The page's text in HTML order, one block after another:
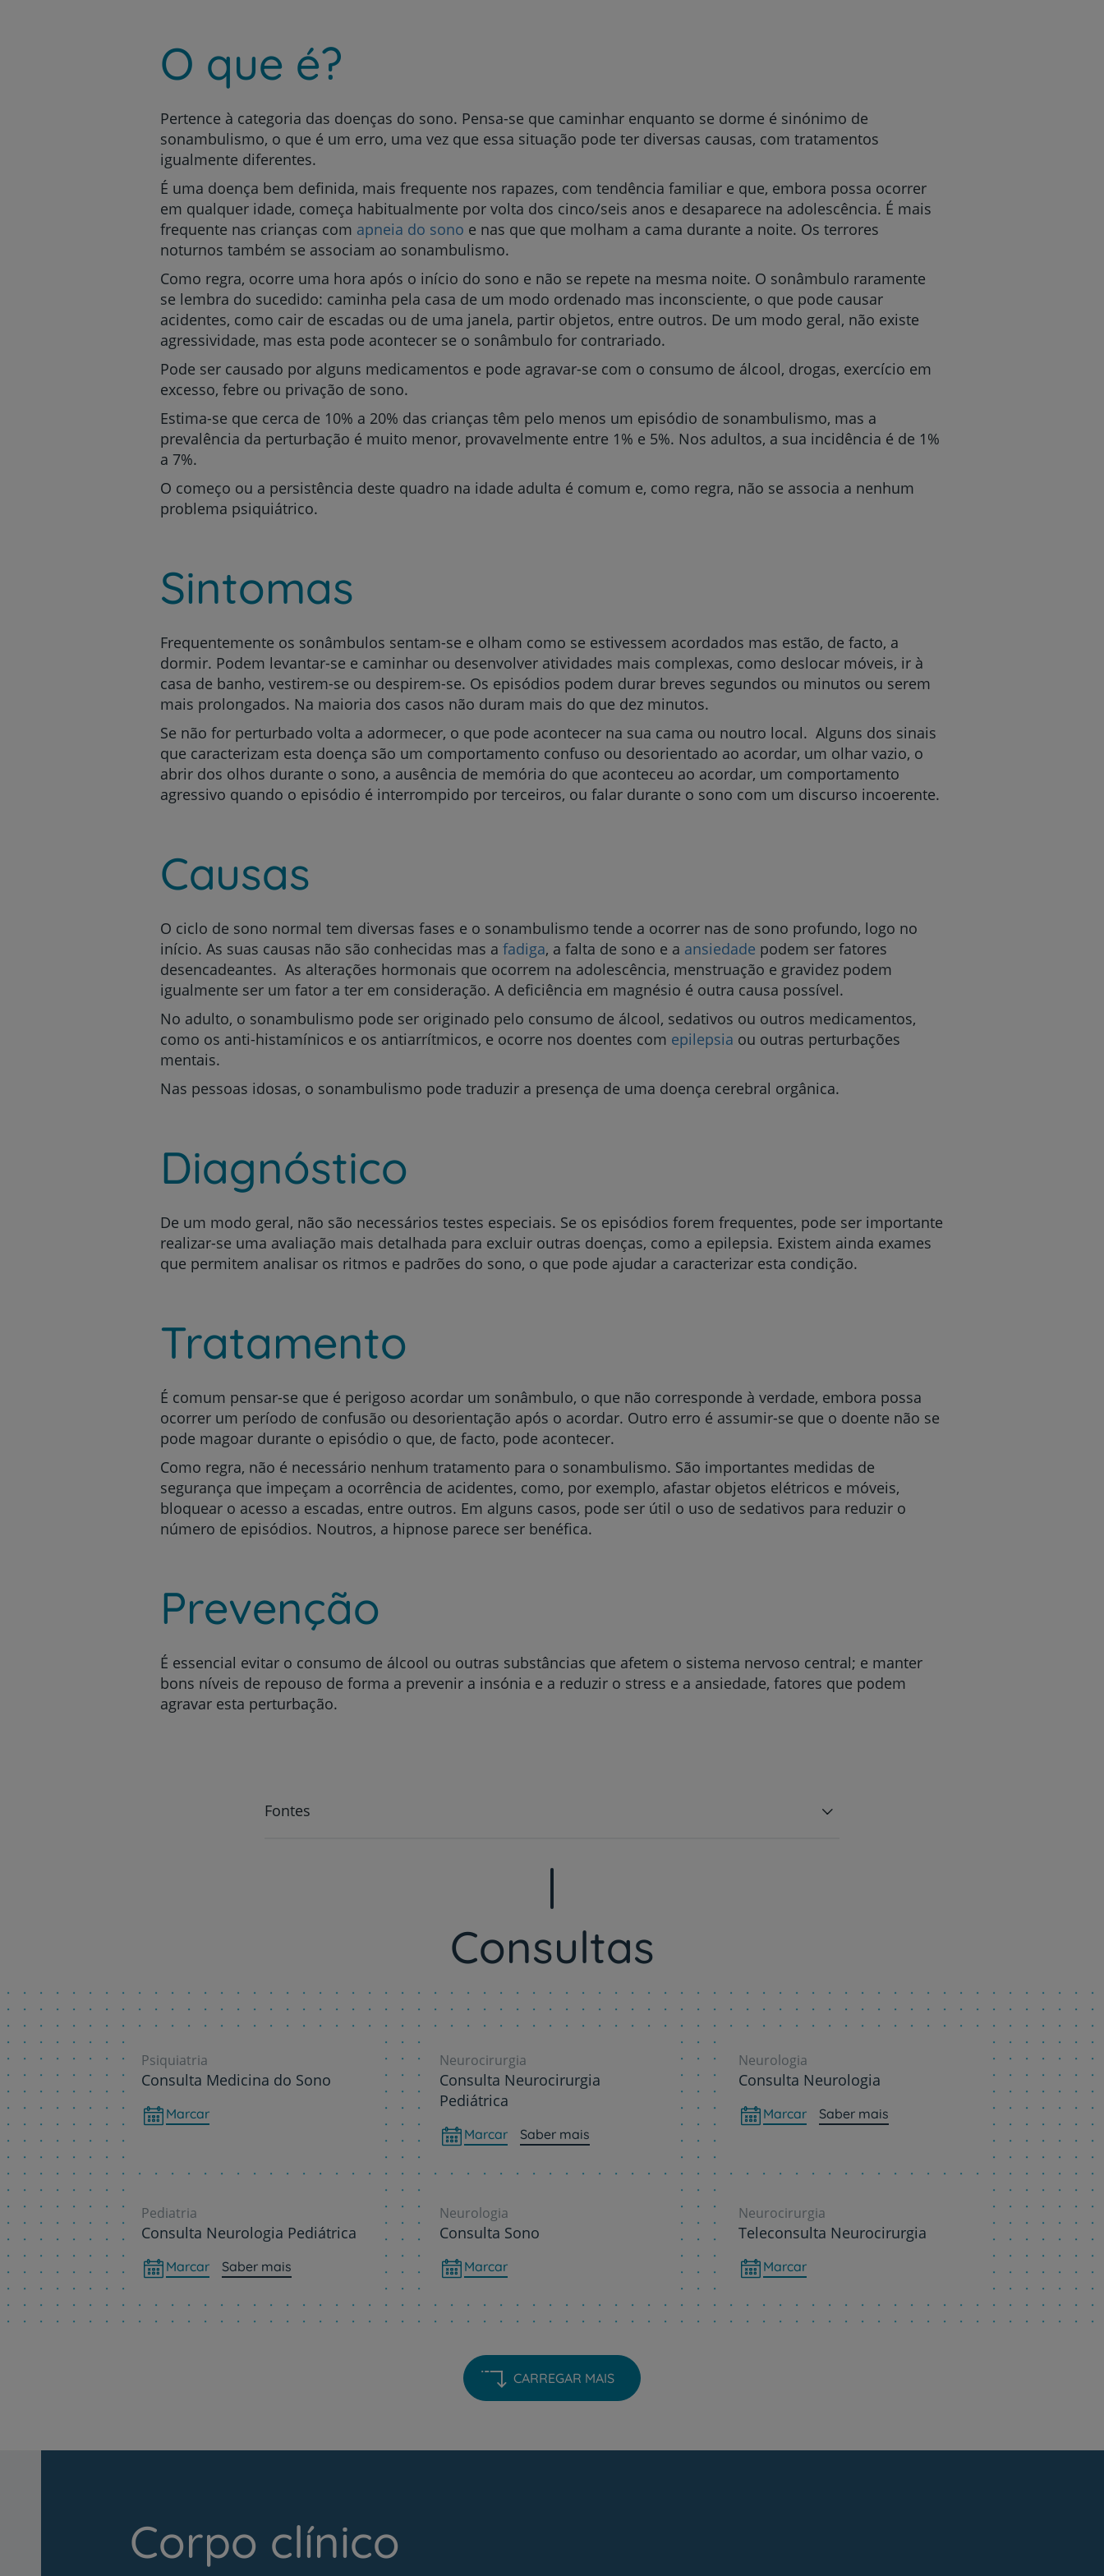
Prevenção e bem-estar
Grandes Áreas da Saúde
Serviços CUF
Plano +CUF
My CUF
Clientes e acompanhantes
Sobre nós
O que é?
Pertence à categoria das doenças do sono. Pensa-se que caminhar enquanto se dorme é sinónimo de
sonambulismo, o que é um erro, uma vez que essa situação pode ter diversas causas, com tratamentos
igualmente diferentes.
É uma doença bem definida, mais frequente nos rapazes, com tendência familiar e que, embora possa ocorrer
em qualquer idade, começa habitualmente por volta dos cinco/seis anos e desaparece na adolescência. É mais
frequente nas crianças com apneia do sono e nas que que molham a cama durante a noite. Os terrores
noturnos também se associam ao sonambulismo.
Como regra, ocorre uma hora após o início do sono e não se repete na mesma noite. O sonâmbulo raramente
se lembra do sucedido: caminha pela casa de um modo ordenado mas inconsciente, o que pode causar
acidentes, como cair de escadas ou de uma janela, partir objetos, entre outros. De um modo geral, não existe
agressividade, mas esta pode acontecer se o sonâmbulo for contrariado.
Pode ser causado por alguns medicamentos e pode agravar-se com o consumo de álcool, drogas, exercício em
excesso, febre ou privação de sono.
Estima-se que cerca de 10% a 20% das crianças têm pelo menos um episódio de sonambulismo, mas a
prevalência da perturbação é muito menor, provavelmente entre 1% e 5%. Nos adultos, a sua incidência é de 1%
a 7%.
O começo ou a persistência deste quadro na idade adulta é comum e, como regra, não se associa a nenhum
problema psiquiátrico.
Sintomas
Frequentemente os sonâmbulos sentam-se e olham como se estivessem acordados mas estão, de facto, a
dormir. Podem levantar-se e caminhar ou desenvolver atividades mais complexas, como deslocar móveis, ir à
casa de banho, vestirem-se ou despirem-se. Os episódios podem durar breves segundos ou minutos ou serem
mais prolongados. Na maioria dos casos não duram mais do que dez minutos.
Se não for perturbado volta a adormecer, o que pode acontecer na sua cama ou noutro local. Alguns dos sinais
que caracterizam esta doença são um comportamento confuso ou desorientado ao acordar, um olhar vazio, o
abrir dos olhos durante o sono, a ausência de memória do que aconteceu ao acordar, um comportamento
agressivo quando o episódio é interrompido por terceiros, ou falar durante o sono com um discurso incoerente.
Causas
O ciclo de sono normal tem diversas fases e o sonambulismo tende a ocorrer nas de sono profundo, logo no
início. As suas causas não são conhecidas mas a fadiga, a falta de sono e a ansiedade podem ser fatores
desencadeantes. As alterações hormonais que ocorrem na adolescência, menstruação e gravidez podem
igualmente ser um fator a ter em consideração. A deficiência em magnésio é outra causa possível.
No adulto, o sonambulismo pode ser originado pelo consumo de álcool, sedativos ou outros medicamentos,
como os anti-histamínicos e os antiarrítmicos, e ocorre nos doentes com epilepsia ou outras perturbações
mentais.
Nas pessoas idosas, o sonambulismo pode traduzir a presença de uma doença cerebral orgânica.
Diagnóstico
De um modo geral, não são necessários testes especiais. Se os episódios forem frequentes, pode ser importante
realizar-se uma avaliação mais detalhada para excluir outras doenças, como a epilepsia. Existem ainda exames
que permitem analisar os ritmos e padrões do sono, o que pode ajudar a caracterizar esta condição.
Tratamento
É comum pensar-se que é perigoso acordar um sonâmbulo, o que não corresponde à verdade, embora possa
ocorrer um período de confusão ou desorientação após o acordar. Outro erro é assumir-se que o doente não se
pode magoar durante o episódio o que, de facto, pode acontecer.
Como regra, não é necessário nenhum tratamento para o sonambulismo. São importantes medidas de
segurança que impeçam a ocorrência de acidentes, como, por exemplo, afastar objetos elétricos e móveis,
bloquear o acesso a escadas, entre outros. Em alguns casos, pode ser útil o uso de sedativos para reduzir o
número de episódios. Noutros, a hipnose parece ser benéfica.
Prevenção
É essencial evitar o consumo de álcool ou outras substâncias que afetem o sistema nervoso central; e manter
bons níveis de repouso de forma a prevenir a insónia e a reduzir o stress e a ansiedade, fatores que podem
agravar esta perturbação.
Fontes
Consultas
Psiquiatria
Consulta Medicina do Sono
Marcar
Neurocirurgia
Consulta Neurocirurgia
Pediátrica
Marcar Saber mais
Neurologia
Consulta Neurologia
Marcar Saber mais
Pediatria
Consulta Neurologia Pediátrica
Marcar Saber mais
Neurologia
Consulta Sono
Marcar
Neurocirurgia
Teleconsulta Neurocirurgia
Marcar
CARREGAR MAIS
Corpo clínico